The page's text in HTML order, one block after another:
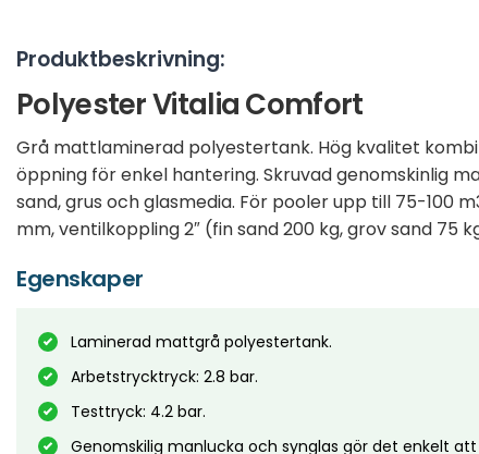
Produktbeskrivning:
Polyester Vitalia Comfort
Grå mattlaminerad polyestertank. Hög kvalitet
öppning för enkel hantering. Skruvad genomskinlig
sand, grus och glasmedia. För pooler upp till 75-100
mm, ventilkoppling 2″ (fin sand 200 kg, grov sand 75
Egenskaper
Laminerad mattgrå polyestertank.
Arbetstrycktryck: 2.8 bar.
Testtryck: 4.2 bar.
Genomskilig manlucka och synglas gör det enkelt